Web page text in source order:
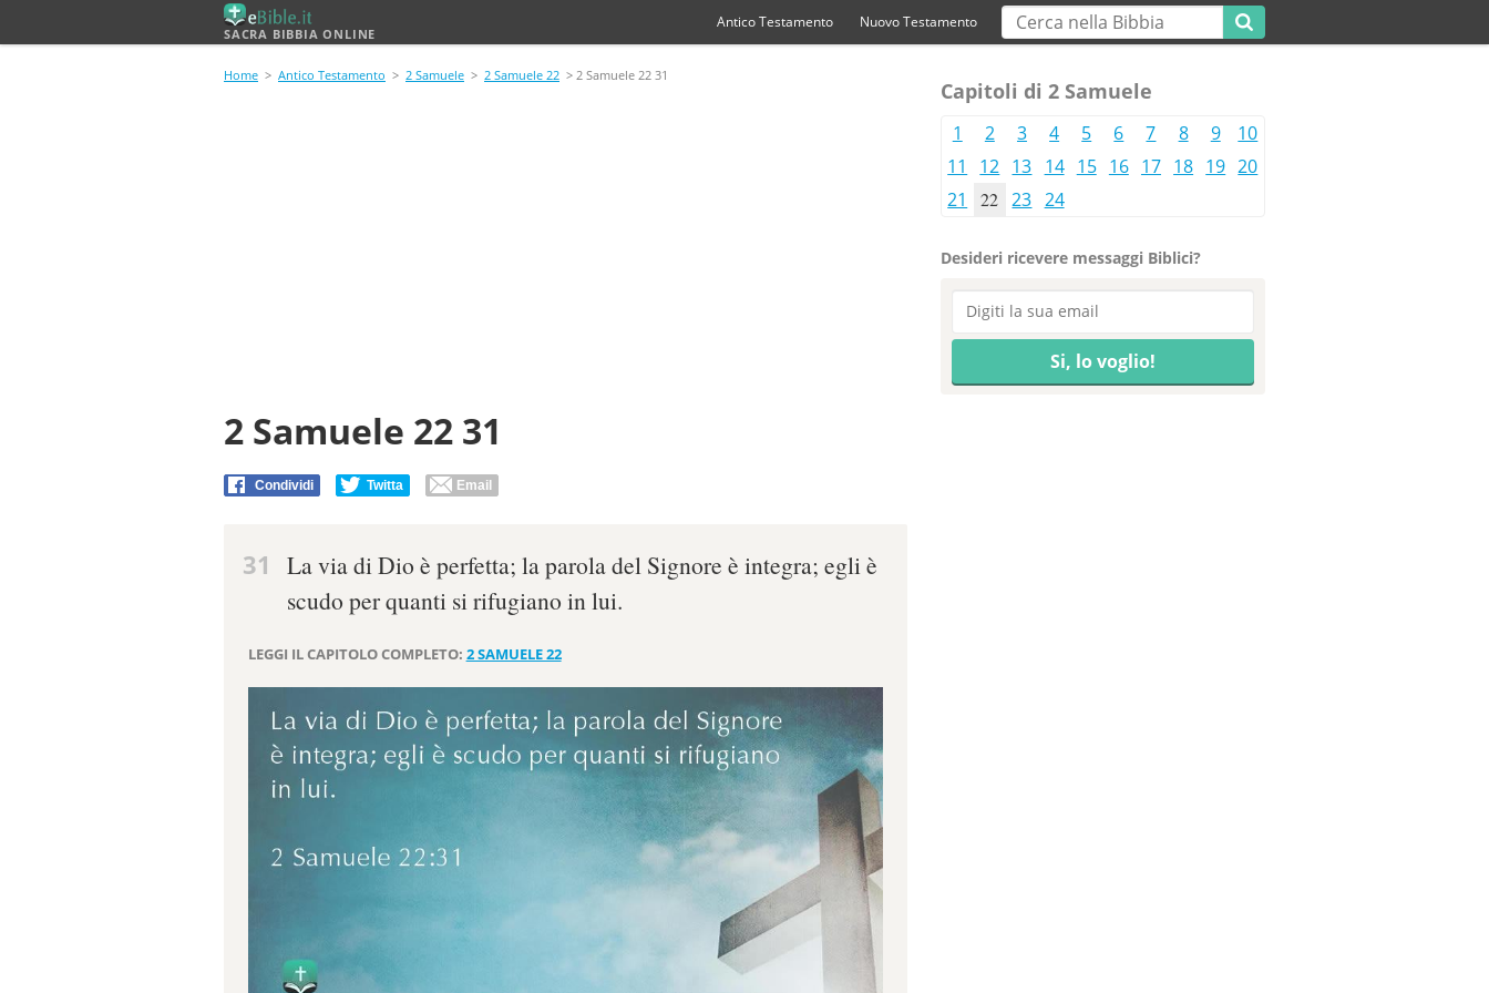
SACRA BIBBIA ONLINE
Antico Testamento Nuovo Testamento
Home > Antico Testamento > 2 Samuele > 2 Samuele 22 > 2 Samuele 22 31
2 Samuele 22 31
Condividi Twitta Email
31
La via di Dio è perfetta; la parola del Signore è integra; egli è
scudo per quanti si rifugiano in lui.
LEGGI IL CAPITOLO COMPLETO: 2 SAMUELE 22
Capitoli di 2 Samuele
1 2 3 4 5 6 7 8 9
10
11
12 13 14 15 16 17 18 19 20
21
22 23 24
Desideri ricevere messaggi Biblici?